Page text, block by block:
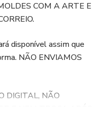
COM A ARTE E
disponível assim que
NÃO ENVIAMOS
DIGITAL, NÃO